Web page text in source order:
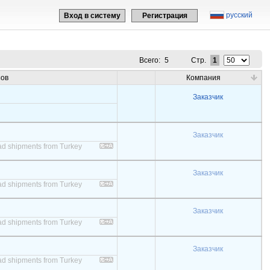
русский
Вход в систему Регистрация
Всего: 5 Стр. 1
Компания
Заказчик
Заказчик
shipments from Turkey
Заказчик
shipments from Turkey
Заказчик
shipments from Turkey
Заказчик
shipments from Turkey